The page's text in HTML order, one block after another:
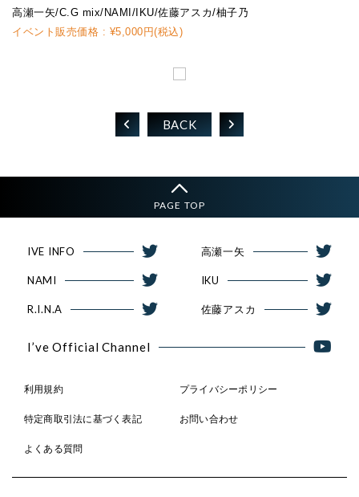
高瀬一矢/C.G mix/NAMI/IKU/佐藤アスカ/柚子乃
イベント販売価格 : ¥5,000円(税込)
BACK
PAGE TOP
IVE INFO 高瀬一矢
NAMI IKU
R.I.N.A 佐藤アスカ
I’ve Official Channel
利用規約 プライバシーポリシー
特定商取引法に基づく表記 お問い合わせ
よくある質問